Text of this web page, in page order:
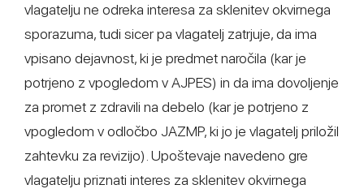
vlagatelju ne odreka interesa za sklenitev okvirnega
sporazuma, tudi sicer pa vlagatelj zatrjuje, da ima
vpisano dejavnost, ki je predmet naročila (kar je
potrjeno z vpogledom v AJPES) in da ima dovoljenje
za promet z zdravili na debelo (kar je potrjeno z
vpogledom v odločbo JAZMP, ki jo je vlagatelj priložil
zahtevku za revizijo). Upoštevaje navedeno gre
vlagatelju priznati interes za sklenitev okvirnega